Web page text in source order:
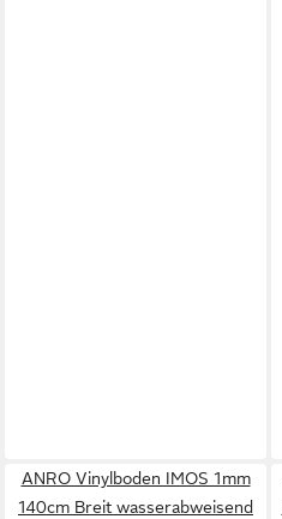
ANRO Vinylboden IMOS 1mm
140cm Breit wasserabweisend